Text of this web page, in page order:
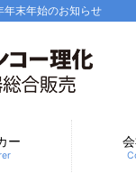
末年始のお知らせ
ー